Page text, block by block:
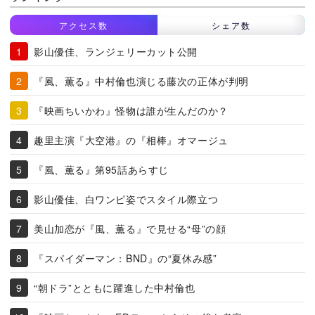
アクセス数 シェア数
影山優佳、ランジェリーカット公開
『風、薫る』中村倫也演じる藤次の正体が判明
『映画ちいかわ』怪物は誰が生んだのか？
趣里主演『大空港』の『相棒』オマージュ
『風、薫る』第95話あらすじ
影山優佳、白ワンピ姿でスタイル際立つ
美山加恋が『風、薫る』で見せる“母”の顔
『スパイダーマン：BND』の“夏休み感”
“朝ドラ”とともに躍進した中村倫也